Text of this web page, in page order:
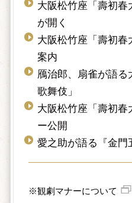
大阪松竹座「壽初春
が開く
大阪松竹座「壽初
案内
鴈治郎、扇雀が語る
歌舞伎」
大阪松竹座「壽初春
ー公開
愛之助が語る『金門
※観劇マナーについて